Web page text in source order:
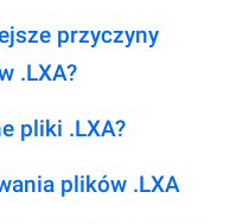
przyczyny
.LXA?
pliki .LXA?
plików .LXA